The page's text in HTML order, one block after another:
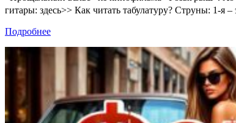
гитары: здесь>> Как читать табулатуру? Струны: 1-я
Подробнее